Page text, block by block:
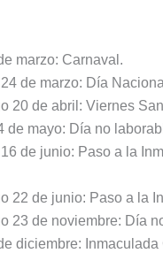
marzo: Carnaval.
de marzo: Día
20 de abril: Viernes
de mayo: Día no
de junio: Paso a la
22 de junio: Paso a la
23 de noviembre: Día
diciembre: